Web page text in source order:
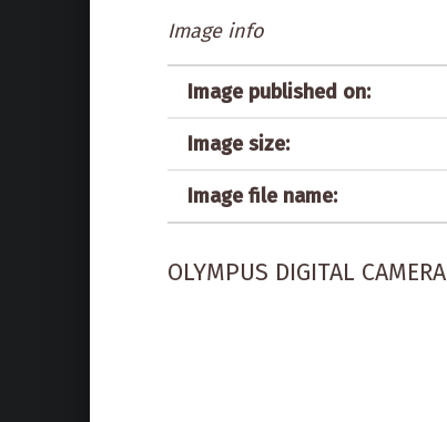
Image info
Image published on:
Image size:
Image file name:
OLYMPUS DIGITAL CAMERA